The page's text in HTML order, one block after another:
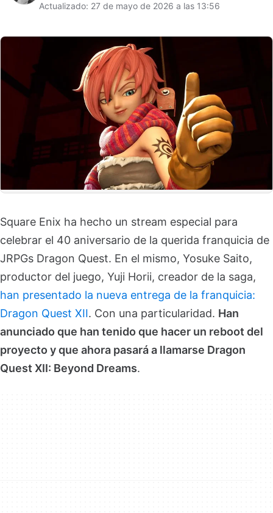
Actualizado: 27 de mayo de 2026 a las 13:56
Square Enix ha hecho un stream especial para
celebrar el 40 aniversario de la querida franquicia de
JRPGs Dragon Quest. En el mismo, Yosuke Saito,
productor del juego, Yuji Horii, creador de la saga,
han presentado la nueva entrega de la franquicia:
Dragon Quest XII. Con una particularidad. Han
anunciado que han tenido que hacer un reboot del
proyecto y que ahora pasará a llamarse Dragon
Quest XII: Beyond Dreams.